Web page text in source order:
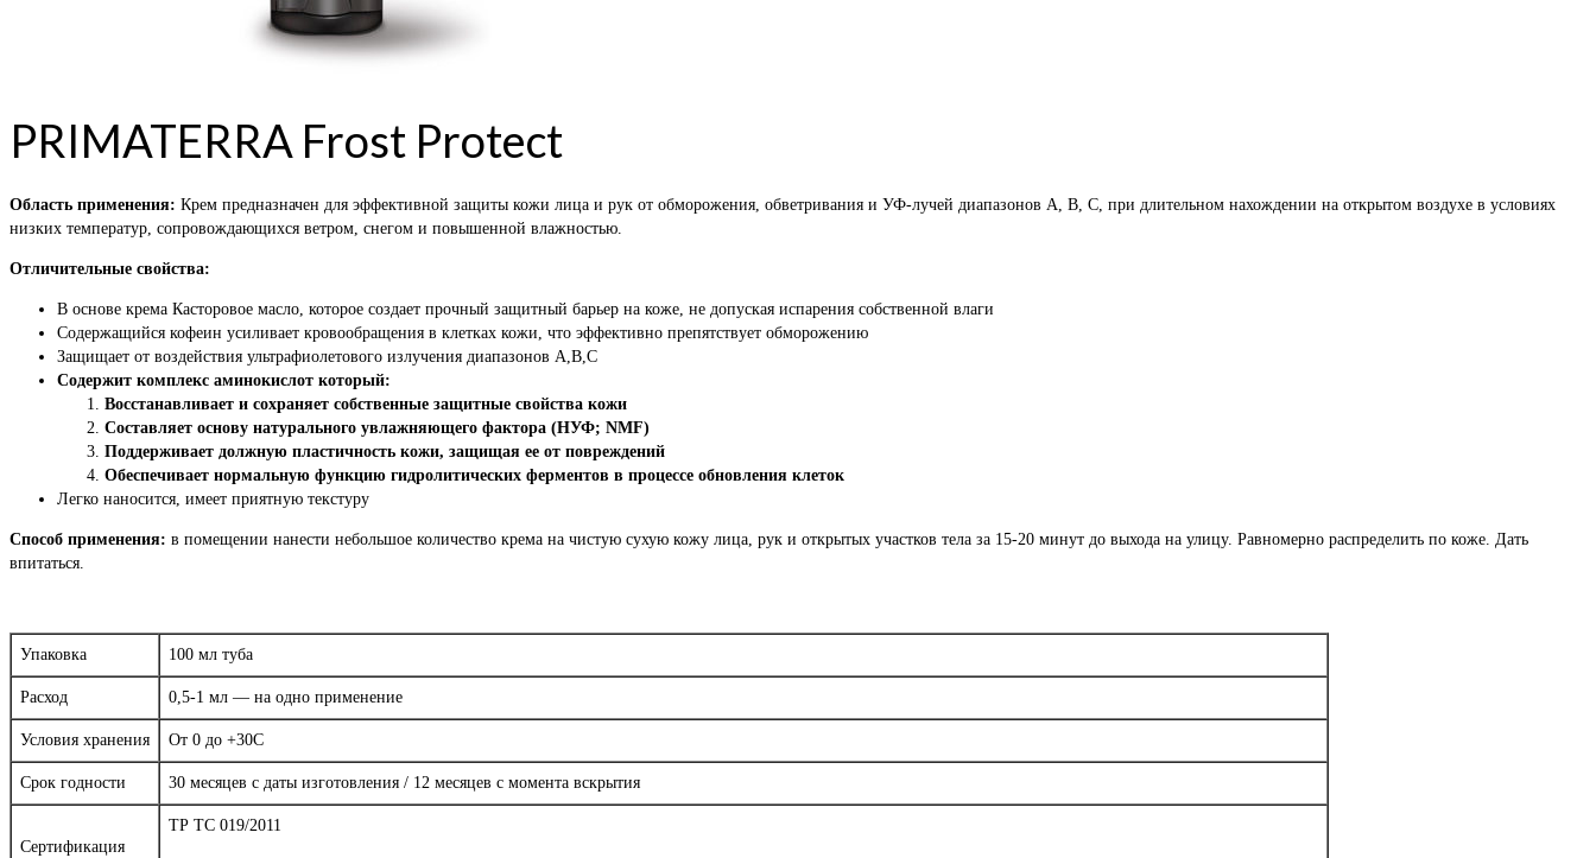
PRIMATERRA Frost Protect
Область применения: Крем предназначен для эффективной защиты кожи лица и рук от обморожения, обветривания и УФ-лучей диапазонов А, В, С, при длительном нахождении на открытом воздухе в условиях
низких температур, сопровождающихся ветром, снегом и повышенной влажностью.
Отличительные свойства:
В основе крема Касторовое масло, которое создает прочный защитный барьер на коже, не допуская испарения собственной влаги
Содержащийся кофеин усиливает кровообращения в клетках кожи, что эффективно препятствует обморожению
Защищает от воздействия ультрафиолетового излучения диапазонов А,В,С
Содержит комплекс аминокислот который:
Восстанавливает и сохраняет собственные защитные свойства кожи
Составляет основу натурального увлажняющего фактора (НУФ; NMF)
Поддерживает должную пластичность кожи, защищая ее от повреждений
Обеспечивает нормальную функцию гидролитических ферментов в процессе обновления клеток
Легко наносится, имеет приятную текстуру
Способ применения: в помещении нанести небольшое количество крема на чистую сухую кожу лица, рук и открытых участков тела за 15-20 минут до выхода на улицу. Равномерно распределить по коже. Дать
впитаться.
Упаковка 100 мл туба
Расход 0,5-1 мл — на одно применение
Условия хранения От 0 до +30С
Срок годности 30 месяцев с даты изготовления / 12 месяцев с момента вскрытия
Сертификация
ТР ТС 019/2011